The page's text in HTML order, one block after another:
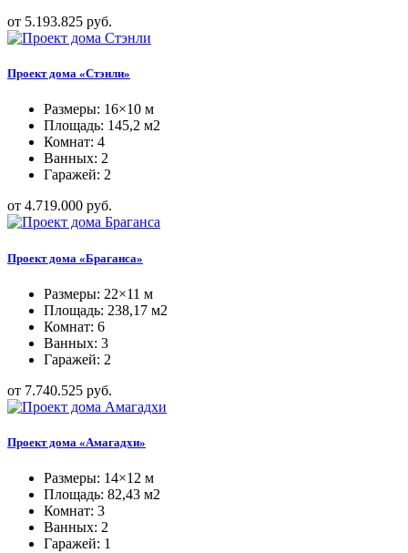
от 5.193.825 руб.
Проект дома «Стэнли»
Размеры: 16×10 м
Площадь: 145,2 м2
Комнат: 4
Ванных: 2
Гаражей: 2
от 4.719.000 руб.
Проект дома «Браганса»
Размеры: 22×11 м
Площадь: 238,17 м2
Комнат: 6
Ванных: 3
Гаражей: 2
от 7.740.525 руб.
Проект дома «Амагадхи»
Размеры: 14×12 м
Площадь: 82,43 м2
Комнат: 3
Ванных: 2
Гаражей: 1